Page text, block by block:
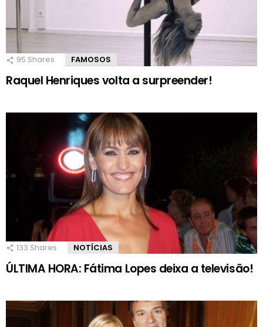
95 Shares FAMOSOS
Raquel Henriques volta a surpreender!
133 Shares NOTÍCIAS
ÚLTIMA HORA: Fátima Lopes deixa a televisão!